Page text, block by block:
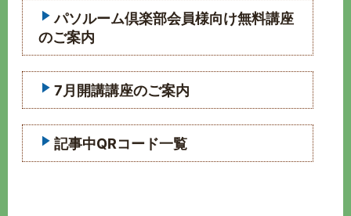
パソルーム倶楽部会員様向け無料講座
のご案内
7月開講講座のご案内
記事中QRコード一覧